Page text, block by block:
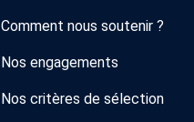
Comment nous soutenir ?
Nos engagements
Nos critères de sélection